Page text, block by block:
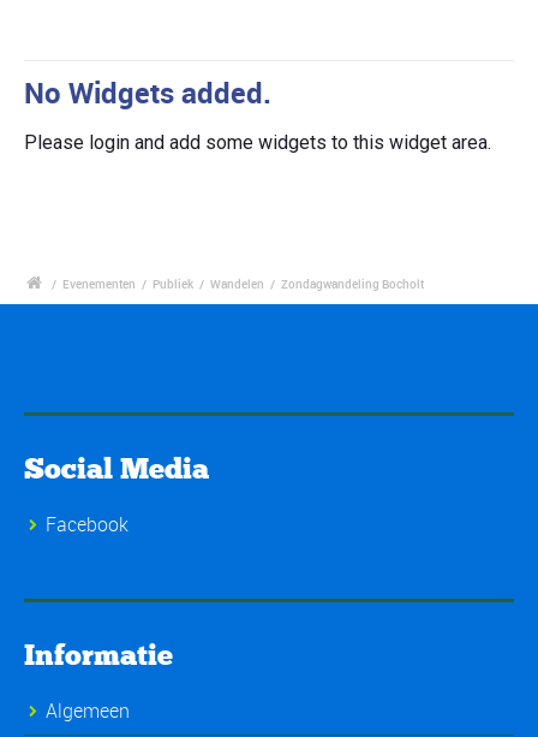
No Widgets added.
Please login and add some widgets to this widget area.
/ Evenementen / Publiek / Wandelen / Zondagwandeling Bocholt
Social Media
Facebook
Informatie
Algemeen